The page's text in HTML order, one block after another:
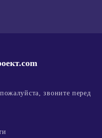
звоните перед